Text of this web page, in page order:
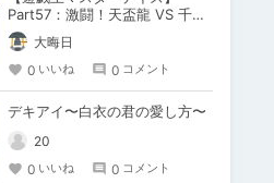
Part57：激闘！天盃龍 VS 千年
D【架空デュエル】
大晦日
0 いいね 0 コメント
デキアイ〜白衣の君の愛し方〜
20
0 いいね 0 コメント